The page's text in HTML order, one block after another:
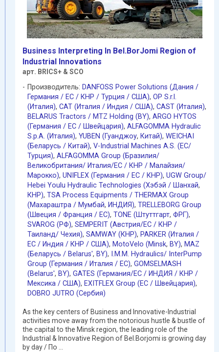
Business Interpreting In Bel.BorJomi Region of
Industrial Innovations
арт. BRICS+ & SCO
Производитель: DANFOSS Power Solutions (Дания /
Германия / EC / КНР / Турция / США), OP S.r.l.
(Италия), CAT (Италия / Индия / США), CAST (Италия),
BELARUS Tractors / MTZ Holding (BY), ARGO HYTOS
(Германия / EC / Швейцария), ALFAGOMMA Hydraulic
S.p.A. (Италия), YUBEN (Гуанджоу, Китай), WEICHAI
(Беларусь / Китай), V-Industrial Machines A.S. (EC/
Турция), ALFAGOMMA Group (Бразилия/
Великобритания/ Италия/ЕС / КНР / Малайзия/
Марокко), UNIFLEX (Германия / EC / КНР), UGW Group/
Hebei Youlu Hydraulic Technologies (Хэбэй / Шанхай,
КНР), TSA Process Equipments / THERMAX Group
(Махараштра / Мумбай, ИНДИЯ), TRELLEBORG Group
(Швеция / Франция / ЕС), TONE (Штуттгарт, ФРГ),
SVAROG (РФ), SEMPERIT (Австрия/ЕС / КНР /
Таиланд/ Чехия), SAMWAY (КНР), PARKER (Италия /
ЕС / Индия / КНР / США), MotoVelo (Minsk, BY), MAZ
(Беларусь / Belarus', BY), I.M.M. Hydraulics/ InterPump
Group (Германия / Италия / ЕС), GOMSELMASH
(Belarus', BY), GATES (Германия/EC / ИНДИЯ / КНР /
Мексика / США), EXITFLEX Group (ЕС / Швейцария),
DOBRO JUTRO (Сербия)
As the key centers of Business and Innovative-Industrial
activities move away from the notorious hustle & bustle of
the capital to the Minsk region, the leading role of the
Industrial & Innovative Region of Bel.Borjomi is growing day
by day / По ...